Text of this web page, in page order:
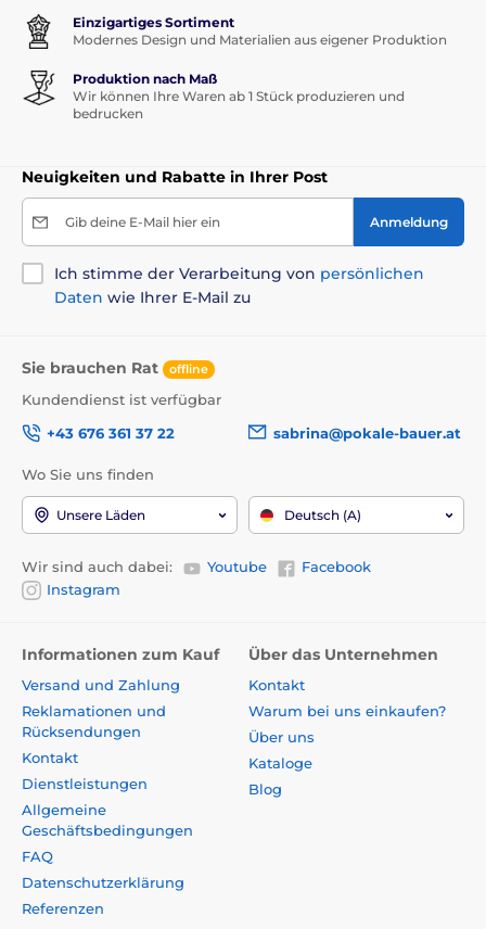
Einzigartiges Sortiment
Modernes Design und Materialien aus eigener Produktion
Produktion nach Maß
Wir können Ihre Waren ab 1 Stück produzieren und
bedrucken
Neuigkeiten und Rabatte in Ihrer Post
Gib deine E-Mail hier ein Anmeldung
Ich stimme der Verarbeitung von persönlichen
Daten wie Ihrer E-Mail zu
Sie brauchen Rat offline
Kundendienst ist verfügbar
+43 676 361 37 22
sabrina@pokale-bauer.at
Wo Sie uns finden
Unsere Läden Deutsch (A)
Wir sind auch dabei: Youtube
Facebook
Instagram
Informationen zum Kauf
Versand und Zahlung
Reklamationen und
Rücksendungen
Kontakt
Dienstleistungen
Allgemeine
Geschäftsbedingungen
FAQ
Datenschutzerklärung
Referenzen
Über das Unternehmen
Kontakt
Warum bei uns einkaufen?
Über uns
Kataloge
Blog